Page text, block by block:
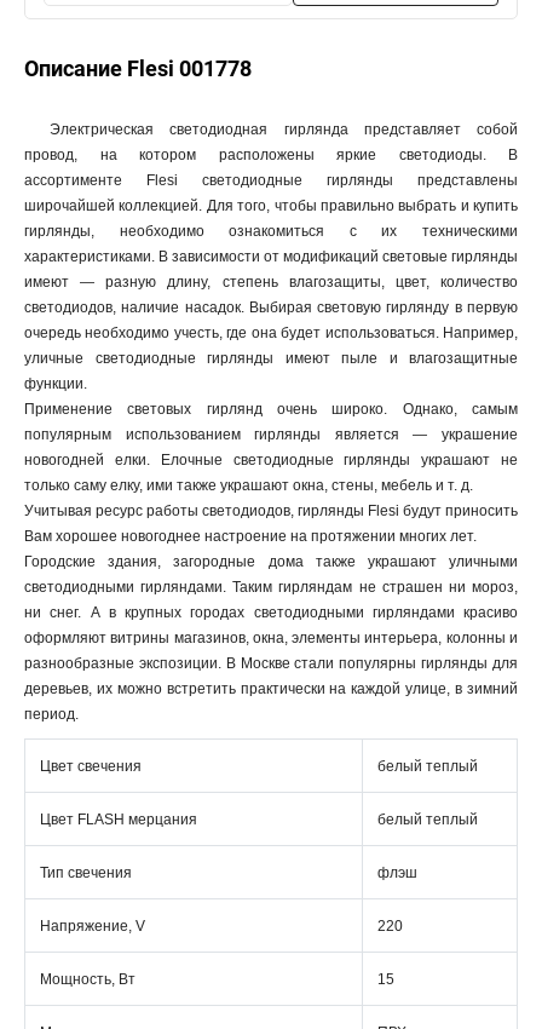
Описание Flesi 001778
Электрическая светодиодная гирлянда представляет собой
провод, на котором расположены яркие светодиоды. В
ассортименте Flesi светодиодные гирлянды представлены
широчайшей коллекцией. Для того, чтобы правильно выбрать и купить
гирлянды, необходимо ознакомиться с их техническими
характеристиками. В зависимости от модификаций световые гирлянды
имеют — разную длину, степень влагозащиты, цвет, количество
светодиодов, наличие насадок. Выбирая световую гирлянду в первую
очередь необходимо учесть, где она будет использоваться. Например,
уличные светодиодные гирлянды имеют пыле и влагозащитные
функции.
Применение световых гирлянд очень широко. Однако, самым
популярным использованием гирлянды является — украшение
новогодней елки. Елочные светодиодные гирлянды украшают не
только саму елку, ими также украшают окна, стены, мебель и т. д.
Учитывая ресурс работы светодиодов, гирлянды Flesi будут приносить
Вам хорошее новогоднее настроение на протяжении многих лет.
Городские здания, загородные дома также украшают уличными
светодиодными гирляндами. Таким гирляндам не страшен ни мороз,
ни снег. А в крупных городах светодиодными гирляндами красиво
оформляют витрины магазинов, окна, элементы интерьера, колонны и
разнообразные экспозиции. В Москве стали популярны гирлянды для
деревьев, их можно встретить практически на каждой улице, в зимний
период.
Цвет свечения белый теплый
Цвет FLASH мерцания белый теплый
Тип свечения флэш
Напряжение, V 220
Мощность, Вт 15